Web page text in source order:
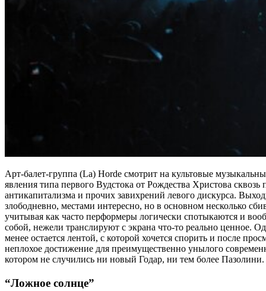
Арт-балет-группа (La) Horde смотрит на культовые
явления типа первого Вудстока от Рождества Христова сквозь
антикапитализма и прочих завихрений левого дискурса.
злободневно, местами интересно, но в основном несколько
учитывая как часто перформеры логически спотыкаются и
собой, нежели транслируют с экрана что-то реально ценное.
менее остается лентой, с которой хочется спорить и после
неплохое достижение для преимущественно унылого
котором не случились ни новый Годар, ни тем более Пазолини.
“Ложное солнце”